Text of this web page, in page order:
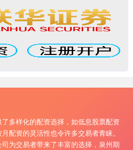
多样化的配资选择，如低息股票配资
配资的灵活性也令许多交易者青睐。
为交易者带来了丰富的选择，泉州期